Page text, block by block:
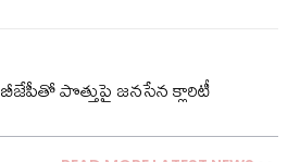
బీజేపీతో పొత్తుపై జనసేన క్లారిటీ